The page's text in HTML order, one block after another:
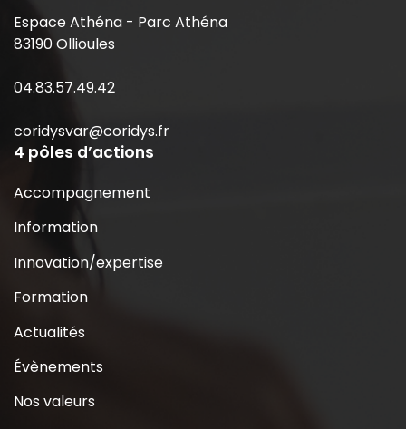
Espace Athéna - Parc Athéna
83190 Ollioules
04.83.57.49.42
coridysvar@coridys.fr
4 pôles d’actions
Accompagnement
Information
Innovation/expertise
Formation
Actualités
Évènements
Nos valeurs